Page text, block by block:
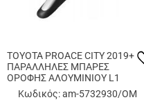
TOYOTA PROACE CITY 2019+
ΠΑΡΑΛΛΗΛΕΣ ΜΠΑΡΕΣ
ΟΡΟΦΗΣ ΑΛΟΥΜΙΝΙΟΥ L1
ΑΣΗΜΙ OMTEC - 2 ΤΕΜ.
Κωδικός: am-5732930/OM